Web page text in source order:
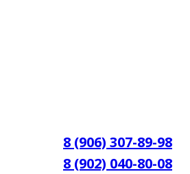
8 (906) 307-89-98
8 (902) 040-80-08